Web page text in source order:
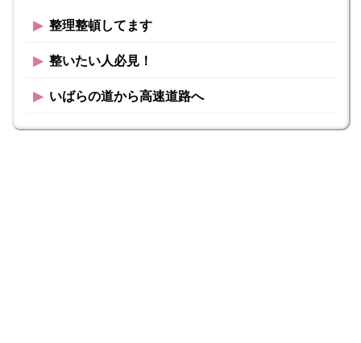
▶︎ 整理整頓してます
▶︎ 整いたい人必見！
▶︎ いばらの道から高速道路へ